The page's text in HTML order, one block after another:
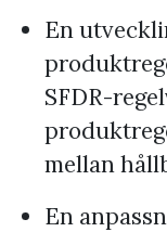
En
SFDR-
mellan
En